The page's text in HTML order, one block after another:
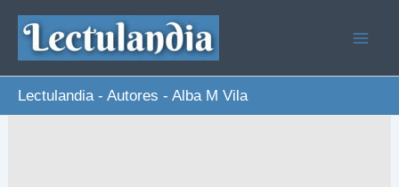
contenido
Lectulandia- Autores - Alba M Vila